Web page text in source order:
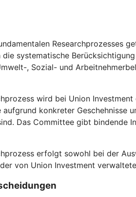
Researchprozesses
systematische
, Sozial- und
wird bei Union
konkreter
Das Committee gibt bindende
erfolgt sowohl bei der
von Union Investment